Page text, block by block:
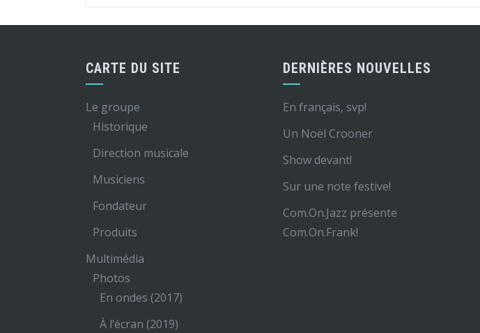
CARTE DU SITE
Le groupe
Historique
Direction musicale
Musiciens
Fondateur
Produits
Multimédia
Photos
En ondes (2017)
À l’écran (2019)
DERNIÈRES NOUVELLES
En français, svp!
Un Noël Crooner
Show devant!
Sur une note festive!
Com.On.Jazz présente
Com.On.Frank!